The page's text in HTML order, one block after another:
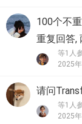
100个不
重复回答,
等1人
2025
请问
等1人
2025